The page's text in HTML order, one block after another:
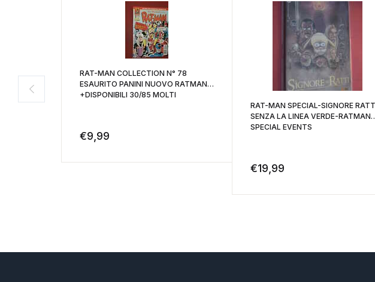
RAT-MAN COLLECTION N° 78
ESAURITO PANINI NUOVO RATMAN
+DISPONIBILI 30/85 MOLTI
€9,99
RAT-MAN SPECIAL-SIGNORE RATTI -
SENZA LA LINEA VERDE-RATMAN
SPECIAL EVENTS
€19,99